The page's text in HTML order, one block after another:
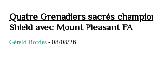
Quatre Grenadiers sacrés
Shield avec Mount Pleasant FA
Gérald Bordes - 08/08/26